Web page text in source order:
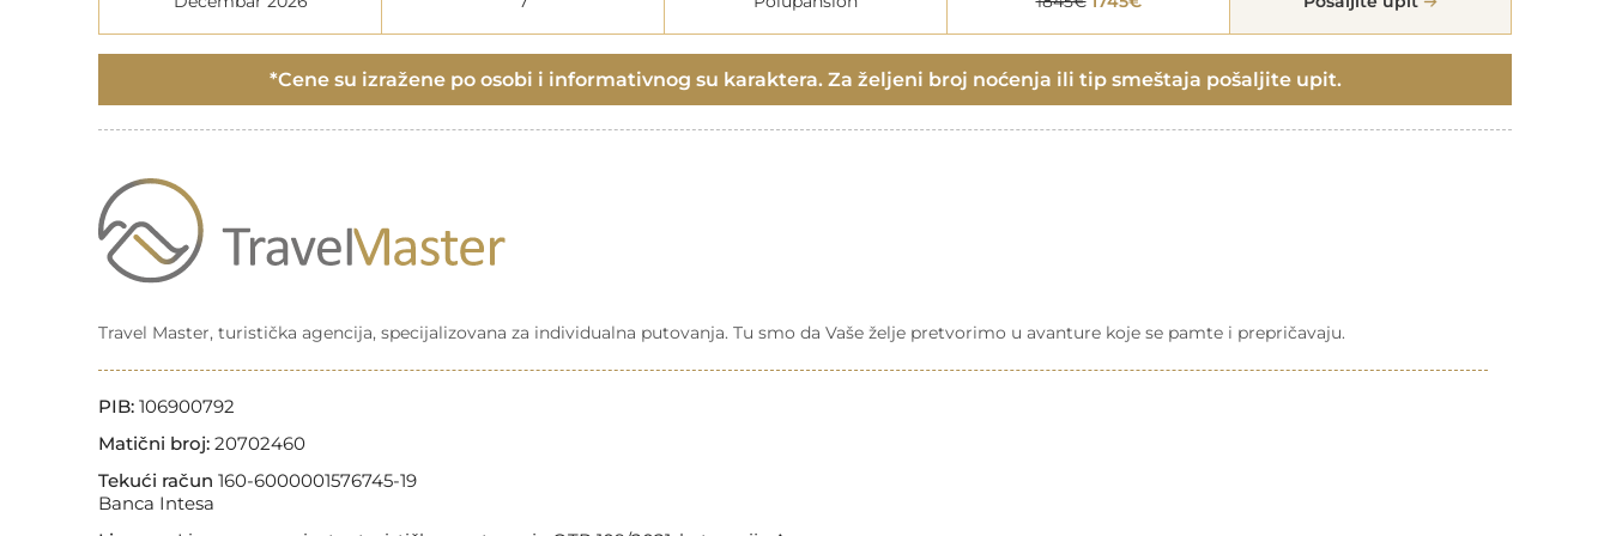
*Cene su izražene po osobi i informativnog su karaktera. Za željeni broj noćenja ili tip smeštaja pošaljite upit.
Travel Master, turistička agencija, specijalizovana za individualna putovanja. Tu smo da Vaše želje pretvorimo u avanture koje se pamte i prepričavaju.
PIB: 106900792
Matični broj: 20702460
Tekući račun 160-6000001576745-19
Banca Intesa